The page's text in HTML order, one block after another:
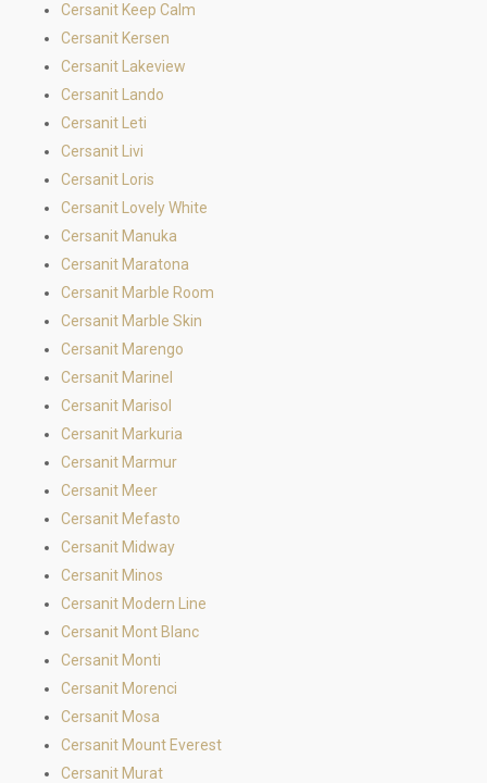
Cersanit Keep Calm
Cersanit Kersen
Cersanit Lakeview
Cersanit Lando
Cersanit Leti
Cersanit Livi
Cersanit Loris
Cersanit Lovely White
Cersanit Manuka
Cersanit Maratona
Cersanit Marble Room
Cersanit Marble Skin
Cersanit Marengo
Cersanit Marinel
Cersanit Marisol
Cersanit Markuria
Cersanit Marmur
Cersanit Meer
Cersanit Mefasto
Cersanit Midway
Cersanit Minos
Cersanit Modern Line
Cersanit Mont Blanc
Cersanit Monti
Cersanit Morenci
Cersanit Mosa
Cersanit Mount Everest
Cersanit Murat